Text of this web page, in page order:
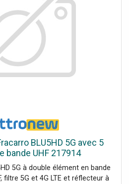
BLU5HD 5G avec 5
bande UHF 217914
5G à double élément en bande
filtre 5G et 4G LTE et réflecteur à